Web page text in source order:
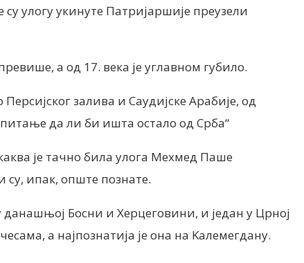
улогу укинуте Патријаршије преузели
а од 17. века је углавном губило.
залива и Саудијске Арабије, од
да ли би ишта остало од Срба“
је тачно била улога Мехмед Паше
су, ипак, опште познате.
данашњој Босни и Херцеговини, и један у Црној
а најпознатија је она на Kалемегдану.